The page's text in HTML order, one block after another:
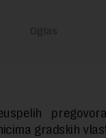
gradskih